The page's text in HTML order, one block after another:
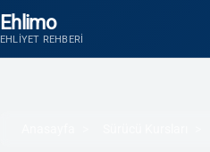
Ehlimo
EHLIYET REHBERI